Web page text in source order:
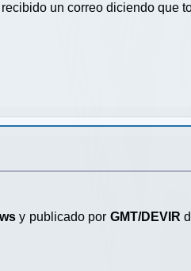
un correo diciendo que
y publicado por GMT/DEVIR